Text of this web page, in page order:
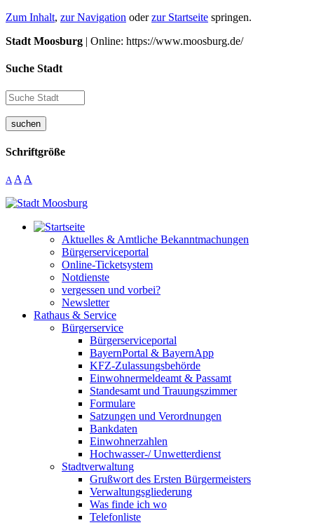
Zum Inhalt, zur Navigation oderzur Startseite springen.
Stadt Moosburg | Online: https://www.moosburg.de/
Suche Stadt
suchen
Schriftgröße
A A A
Aktuelles & Amtliche Bekanntmachungen
Bürgerserviceportal
Online-Ticketsystem
Notdienste
vergessen und vorbei?
Newsletter
Rathaus & Service
Bürgerservice
Bürgerserviceportal
BayernPortal & BayernApp
KFZ-Zulassungsbehörde
Einwohnermeldeamt & Passamt
Standesamt und Trauungszimmer
Formulare
Satzungen und Verordnungen
Bankdaten
Einwohnerzahlen
Hochwasser-/ Unwetterdienst
Stadtverwaltung
Grußwort des Ersten Bürgermeisters
Verwaltungsgliederung
Was finde ich wo
Telefonliste